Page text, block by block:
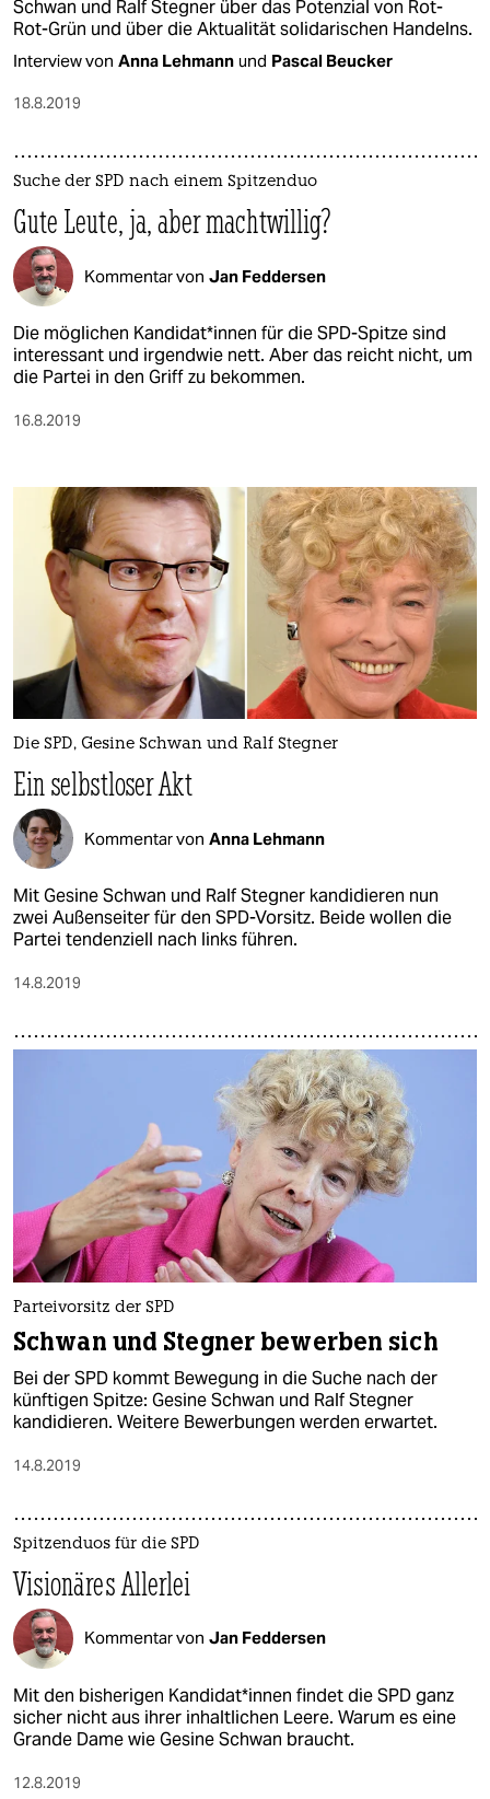
Schwan und Ralf Stegner über das Potenzial von Rot-
Rot-Grün und über die Aktualität solidarischen Handelns.
Interview von Anna Lehmann und Pascal Beucker
18.8.2019
Suche der SPD nach einem Spitzenduo
Gute Leute, ja, aber machtwillig?
Kommentar von Jan Feddersen
Die möglichen Kandidat*innen für die SPD-Spitze sind
interessant und irgendwie nett. Aber das reicht nicht, um
die Partei in den Griff zu bekommen.
16.8.2019
Die SPD, Gesine Schwan und Ralf Stegner
Ein selbstloser Akt
Kommentar von Anna Lehmann
Mit Gesine Schwan und Ralf Stegner kandidieren nun
zwei Außenseiter für den SPD-Vorsitz. Beide wollen die
Partei tendenziell nach links führen.
14.8.2019
Parteivorsitz der SPD
Schwan und Stegner bewerben sich
Bei der SPD kommt Bewegung in die Suche nach der
künftigen Spitze: Gesine Schwan und Ralf Stegner
kandidieren. Weitere Bewerbungen werden erwartet.
14.8.2019
Spitzenduos für die SPD
Visionäres Allerlei
Kommentar von Jan Feddersen
Mit den bisherigen Kandidat*innen findet die SPD ganz
sicher nicht aus ihrer inhaltlichen Leere. Warum es eine
Grande Dame wie Gesine Schwan braucht.
12.8.2019